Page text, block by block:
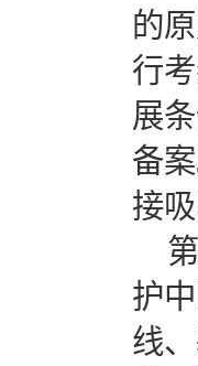
的
行
展
备
接
护
线